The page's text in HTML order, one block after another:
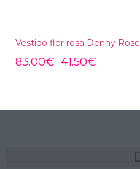
Vestido flor rosa Denny Rose
83.00€ 41.50€